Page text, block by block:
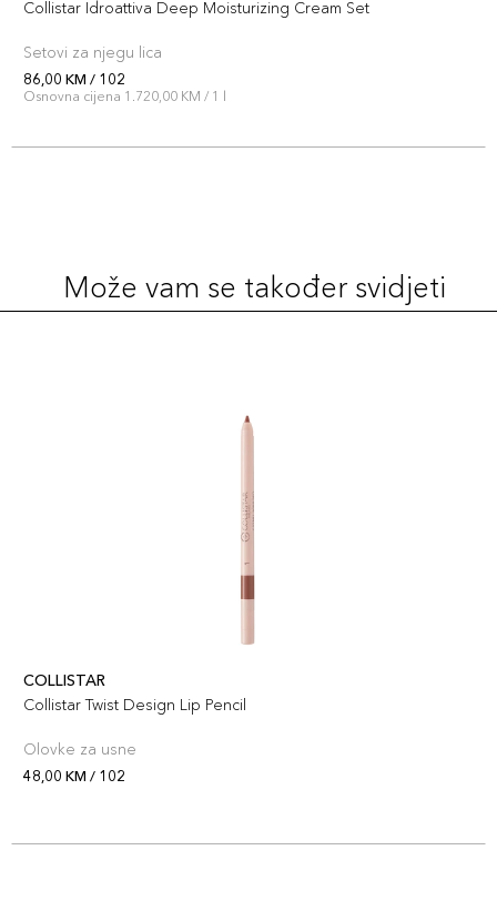
Collistar Idroattiva Deep Moisturizing Cream Set
Setovi za njegu lica
86,00 KM / 102
Osnovna cijena 1.720,00 KM / 1 l
Može vam se također svidjeti
COLLISTAR
Collistar Twist Design Lip Pencil
Olovke za usne
48,00 KM / 102